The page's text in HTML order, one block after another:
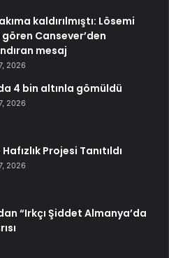
kaldırılmıştı: Lösemi
Cansever’den
mesaj
2026
4 bin altınla gömüldü
2026
Projesi Tanıtıldı
2026
“Irkçı Şiddet Almanya’da